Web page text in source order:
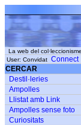
La web del
User: Convidat Connect
CERCAR
Destil·leries
Ampolles
Llistat amb Link
Ampolles sense foto
Curiositats